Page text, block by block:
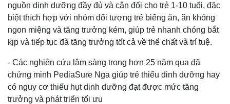
nguồn dinh dưỡng đầy đủ và cân đối cho trẻ 1-10 tuổi, đặc
biệt thích hợp với nhóm đối tượng trẻ biếng ăn, ăn không
ngon miệng và tăng trưởng kém, giúp trẻ nhanh chóng bắt
kịp và tiếp tục đà tăng trưởng tốt cả về thể chất và trí tuệ.
- Các nghiên cứu lâm sàng trong hơn 25 năm qua đã
chứng minh PediaSure Nga giúp trẻ thiếu dinh dưỡng hay
có nguy cơ thiếu hụt dinh dưỡng đạt được mức tăng
trưởng và phát triển tối ưu